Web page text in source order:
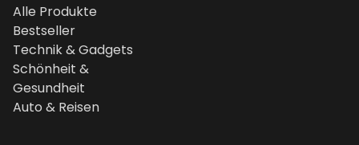
Alle Produkte
Bestseller
Technik & Gadgets
Schönheit &
Gesundheit
Auto & Reisen